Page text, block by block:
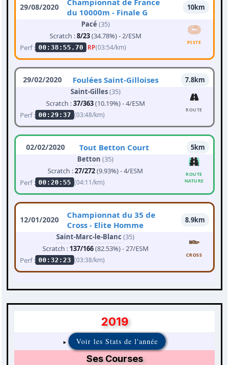
29/08/2020
Championnat de France
du 10000m - Finale G
10km
Pacé (35)
Scratch :8/23(34.78%) - 2/ESM
Perf : 00:38:55.70 RP(03:54/km)
PISTE
29/02/2020 Foulées Saint-Gilloises
7.8km
Saint-Gilles(35)
Scratch :37/363(10.19%) - 4/ESM
Perf : 00:29:37 (03:48/km)
ROUTE
02/02/2020 Tout Betton Court
5km
Betton (35)
Scratch :27/272(9.93%) - 4/ESM
Perf : 00:20:55 (04:11/km)
ROUTE
NATURE
12/01/2020
Championnat du 35 de
Cross - Elite Homme
8.9km
Saint-Marc-le-Blanc (35)
Scratch : 137/166(82.53%) - 27/ESM
Perf : 00:32:23 (03:38/km)
CROSS
2019
Voir les Stats de l'année
Ses Courses